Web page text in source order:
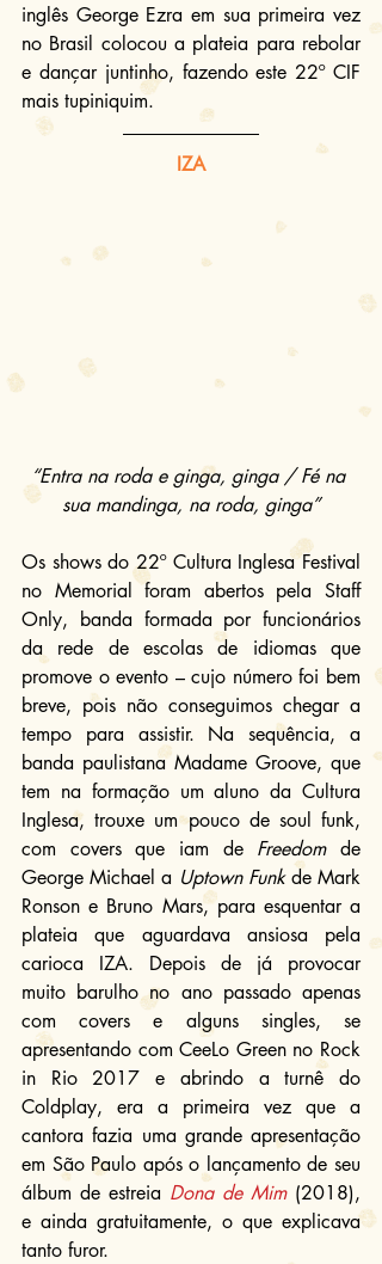
inglês George Ezra em sua primeira vez
no Brasil colocou a plateia para rebolar
e dançar juntinho, fazendo este 22º CIF
mais tupiniquim.
IZA
“Entra na roda e ginga, ginga / Fé na
sua mandinga, na roda, ginga”
Os shows do 22º Cultura Inglesa Festival
no Memorial foram abertos pela Staff
Only, banda formada por funcionários
da rede de escolas de idiomas que
promove o evento – cujo número foi bem
breve, pois não conseguimos chegar a
tempo para assistir. Na sequência, a
banda paulistana Madame Groove, que
tem na formação um aluno da Cultura
Inglesa, trouxe um pouco de soul funk,
com covers que iam de Freedom de
George Michael a Uptown Funk de Mark
Ronson e Bruno Mars, para esquentar a
plateia que aguardava ansiosa pela
carioca IZA. Depois de já provocar
muito barulho no ano passado apenas
com covers e alguns singles, se
apresentando com CeeLo Green no Rock
in Rio 2017 e abrindo a turnê do
Coldplay, era a primeira vez que a
cantora fazia uma grande apresentação
em São Paulo após o lançamento de seu
álbum de estreia Dona de Mim (2018),
e ainda gratuitamente, o que explicava
tanto furor.